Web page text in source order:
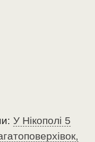
У Нікополі 5